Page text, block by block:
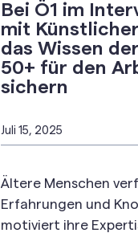
Bei Ö1 im
mit
das Wissen
50+ für den
sichern
Juli 15, 2025
Ältere Menschen
Erfahrungen und
motiviert ihre